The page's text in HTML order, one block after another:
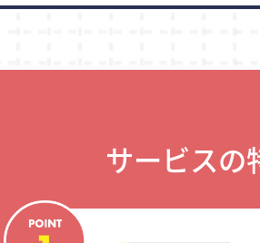
サービスの